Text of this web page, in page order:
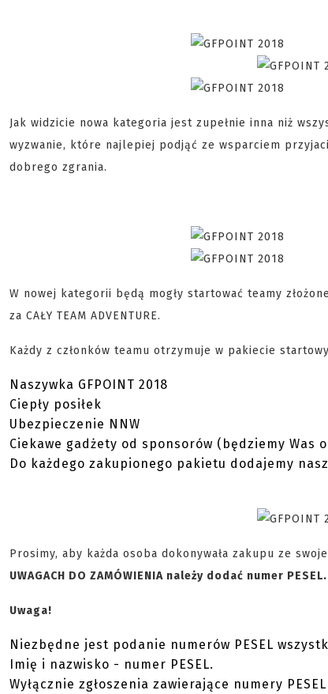
Jak widzicie nowa kategoria jest zupełnie inna niż
wyzwanie, które najlepiej podjąć ze wsparciem
dobrego zgrania.
W nowej kategorii będą mogły startować teamy
za CAŁY TEAM ADVENTURE.
Każdy z członków teamu otrzymuje w pakiecie
Naszywka GFPOINT 2018
Ciepły posiłek
Ubezpieczenie NNW
Ciekawe gadżety od sponsorów (będziemy Was
Do każdego zakupionego pakietu dodajemy
Prosimy, aby każda osoba dokonywała zakupu ze
UWAGACH DO ZAMÓWIENIA należy dodać numer PESEL.
Uwaga!
Niezbędne jest podanie numerów PESEL
Imię i nazwisko - numer PESEL.
Wyłącznie zgłoszenia zawierające numery